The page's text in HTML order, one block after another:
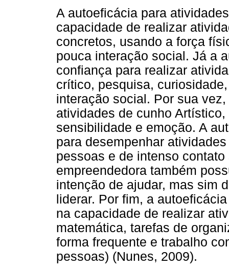
A autoeficácia para
capacidade de realizar
concretos, usando a força
pouca interação social. Já a
confiança para realizar
crítico, pesquisa,
interação social. Por sua
atividades de cunho
sensibilidade e emoção. A
para desempenhar
pessoas e de intenso
empreendedora também
intenção de ajudar, mas sim
liderar. Por fim, a
na capacidade de realizar
matemática, tarefas de
forma frequente e trabalho
pessoas) (Nunes, 2009).